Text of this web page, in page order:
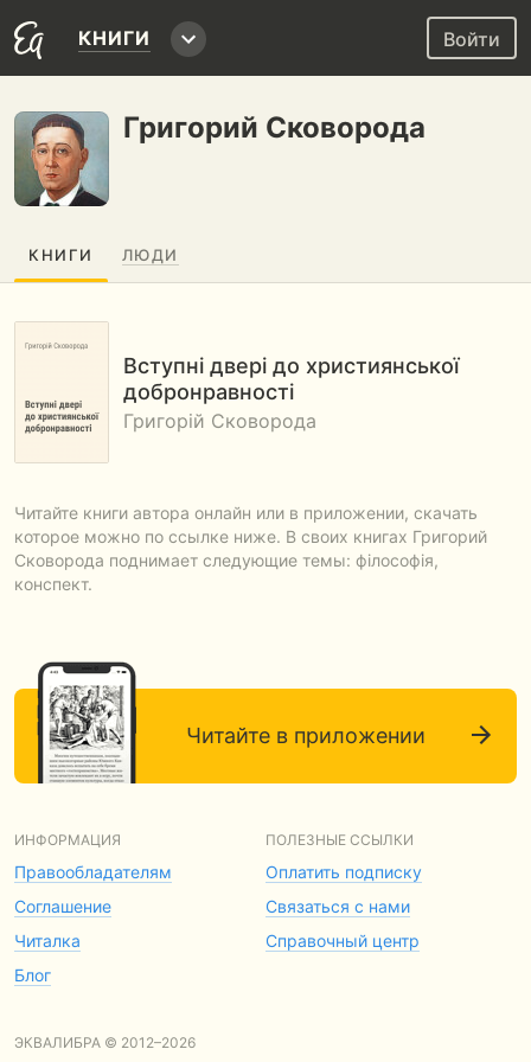
КНИГИ Войти
Григорий Сковорода
КНИГИ ЛЮДИ
Вступні двері до християнської
добронравності
Григорій Сковорода
Читайте книги автора онлайн или в приложении, скачать
которое можно по ссылке ниже. В своих книгах Григорий
Сковорода поднимает следующие темы: філософія,
конспект.
Читайте в приложении
ИНФОРМАЦИЯ
Правообладателям
Соглашение
Читалка
Блог
ПОЛЕЗНЫЕ ССЫЛКИ
Оплатить подписку
Связаться с нами
Справочный центр
ЭКВАЛИБРА © 2012–2026